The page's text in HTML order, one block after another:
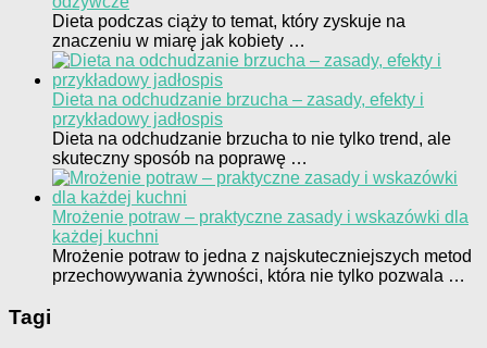
Dieta podczas ciąży to temat, który zyskuje na
znaczeniu w miarę jak kobiety …
Dieta na odchudzanie brzucha – zasady, efekty i
przykładowy jadłospis
Dieta na odchudzanie brzucha to nie tylko trend, ale
skuteczny sposób na poprawę …
Mrożenie potraw – praktyczne zasady i wskazówki dla
każdej kuchni
Mrożenie potraw to jedna z najskuteczniejszych metod
przechowywania żywności, która nie tylko pozwala …
Tagi